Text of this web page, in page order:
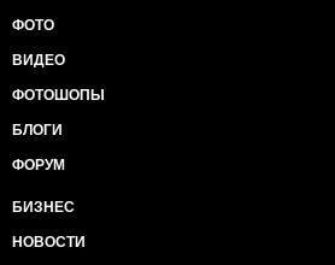
ФОТО
ВИДЕО
ФОТОШОПЫ
БЛОГИ
ФОРУМ
БИЗНЕС
НОВОСТИ